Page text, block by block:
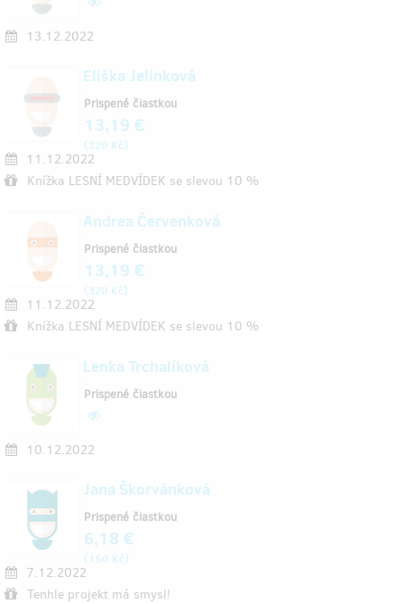
13.12.2022
Eliška Jelínková
11.12.2022
Knížka LESNÍ MEDVÍDEK se slevou 10 %
Prispené čiastkou
13,19 €
(320 Kč)
Andrea Červenková
11.12.2022
Knížka LESNÍ MEDVÍDEK se slevou 10 %
Prispené čiastkou
13,19 €
(320 Kč)
Lenka Trchalíková
10.12.2022
Prispené čiastkou
Jana Škorvánková
7.12.2022
Tenhle projekt má smysl!
Prispené čiastkou
6,18 €
(150 Kč)